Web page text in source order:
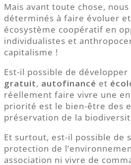
Mais avant toute chose,
déterminés à faire évoluer
écosystème coopératif en
individualistes et
capitalisme !
Est-il possible de
gratuit, autofinancé et
réellement faire vivre une
priorité est le bien-être des
préservation de la
Et surtout, est-il possible de
protection de
association ni vivre de